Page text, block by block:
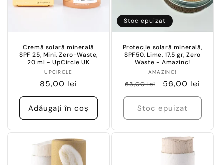
Cremă solară minerală
SPF 25, Mini, Zero-Waste,
20 ml - UpCircle UK
Vânzător:
UPCIRCLE
Preț
obișnuit
85,00 lei
Adăugați în coș
Stoc epuizat
Protecție solară minerală,
SPF50, Lime, 17,5 gr, Zero
Waste - Amazinc!
Vânzător:
AMAZINC!
Preț
obișnuit
63,00 lei
Preț
redus
56,00 lei
Stoc epuizat